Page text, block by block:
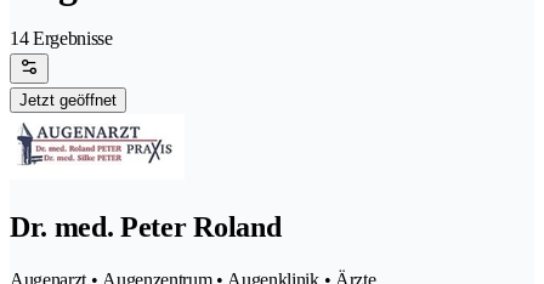
14 Ergebnisse
Jetzt geöffnet
Dr. med. Peter Roland